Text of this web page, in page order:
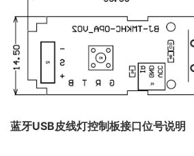
蓝牙USB皮线灯控制板接口位号说明